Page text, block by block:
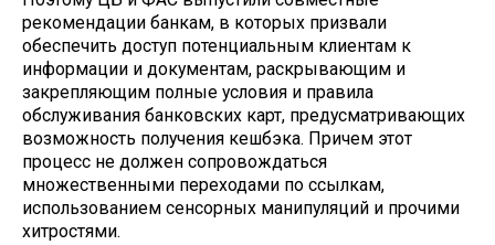
рекомендации банкам, в которых призвали
обеспечить доступ потенциальным клиентам к
информации и документам, раскрывающим и
закрепляющим полные условия и правила
обслуживания банковских карт, предусматривающих
возможность получения кешбэка. Причем этот
процесс не должен сопровождаться
множественными переходами по ссылкам,
использованием сенсорных манипуляций и прочими
хитростями.